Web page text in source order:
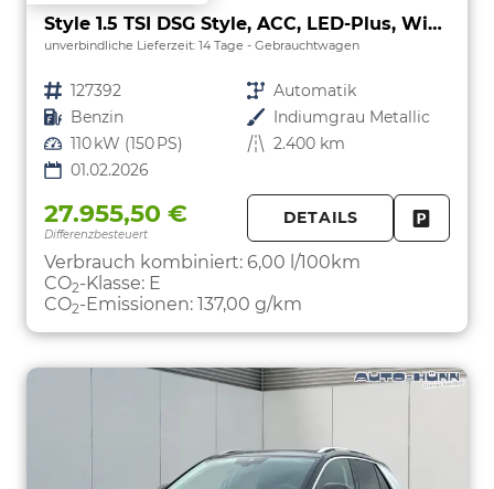
Style 1.5 TSI DSG Style, ACC, LED-Plus, Winter, 17-Zoll
unverbindliche Lieferzeit: 14 Tage Gebrauchtwagen
Fahrzeugnr. 127392 Getriebe Automatik
Kraftstoff Benzin Außenfarbe Indiumgrau Metallic
Leistung 110 kW (150 PS) Kilometerstand 2.400 km
01.02.2026
27.955,50 €
Differenzbesteuert
DETAILS
Verbrauch kombiniert: 6,00 l/100km
CO2-Klasse: E
CO2-Emissionen: 137,00 g/km